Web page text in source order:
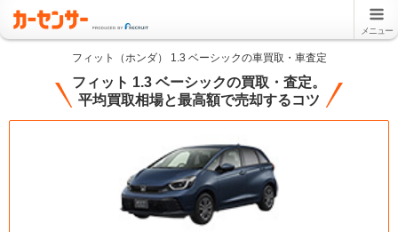
メニュー
フィット（ホンダ） 1.3 ベーシックの車買取・車査定
フィット 1.3 ベーシックの買取・査定。
平均買取相場と最高額で売却するコツ